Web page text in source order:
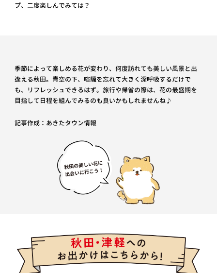
プ、二度楽しんでみては？
季節によって楽しめる花が変わり、何度訪れても美しい風景と出
逢える秋田。青空の下、喧騒を忘れて大きく深呼吸するだけで
も、リフレッシュできるはず。旅行や帰省の際は、花の最盛期を
目指して日程を組んでみるのも良いかもしれませんね♪
記事作成：あきたタウン情報